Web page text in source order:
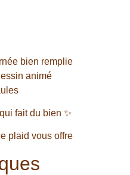
bien remplie
animé
fait du bien ✨
plaid vous offre